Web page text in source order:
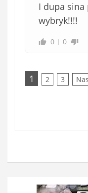
I dupa sina
wybryk!!!!
0 0
1 2 3